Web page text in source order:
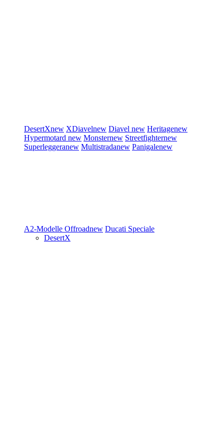
DesertXnew XDiavelnew Diavel new Heritagenew
Hypermotard new Monsternew Streetfighternew
Superleggeranew Multistradanew Panigalenew
A2-Modelle Offroadnew Ducati Speciale
DesertX